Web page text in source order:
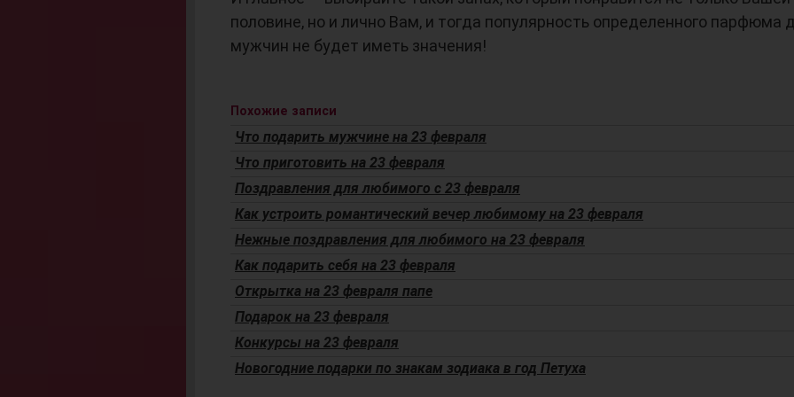
половине, но и лично Вам, и тогда популярность определенного парфюма
мужчин не будет иметь значения!
Похожие записи
Что подарить мужчине на 23 февраля
Что приготовить на 23 февраля
Поздравления для любимого с 23 февраля
Как устроить романтический вечер любимому на 23 февраля
Нежные поздравления для любимого на 23 февраля
Как подарить себя на 23 февраля
Открытка на 23 февраля папе
Подарок на 23 февраля
Конкурсы на 23 февраля
Новогодние подарки по знакам зодиака в год Петуха